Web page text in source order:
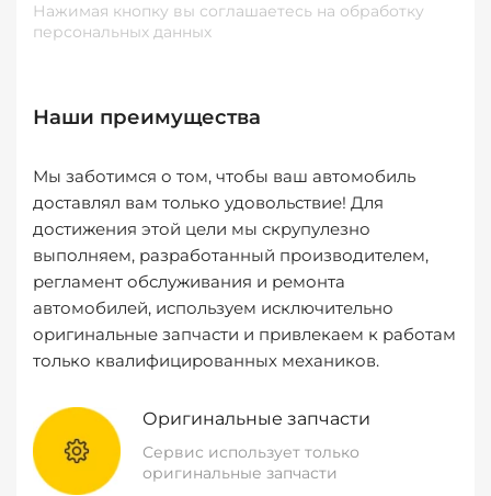
Нажимая кнопку вы соглашаетесь на обработку
персональных данных
Наши преимущества
Мы заботимся о том, чтобы ваш автомобиль
доставлял вам только удовольствие! Для
достижения этой цели мы скрупулезно
выполняем, разработанный производителем,
регламент обслуживания и ремонта
автомобилей, используем исключительно
оригинальные запчасти и привлекаем к работам
только квалифицированных механиков.
Оригинальные запчасти
Сервис использует только
оригинальные запчасти